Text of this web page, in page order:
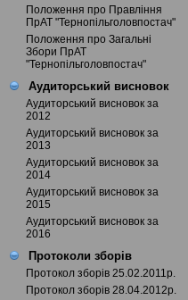
Положення про Правління
ПрАТ "Тернопільголовпостач"
Положення про Загальні
Збори ПрАТ
"Тернопільголовпостач"
Аудиторський висновок
Аудиторський висновок за
2012
Аудиторський висновок за
2013
Аудиторський висновок за
2014
Аудиторський висновок за
2015
Аудиторський висновок за
2016
Протоколи зборів
Протокол зборів 25.02.2011р.
Протокол зборів 28.04.2012р.